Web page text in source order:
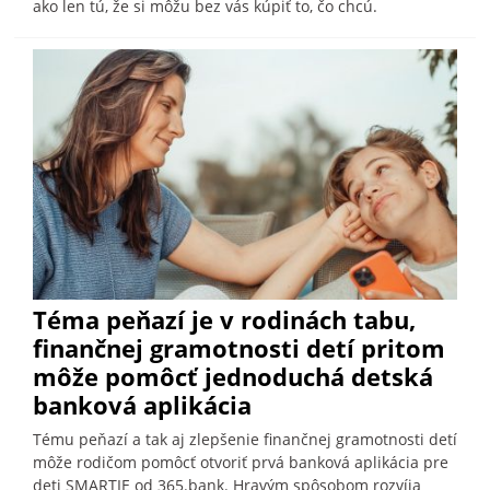
ako len tú, že si môžu bez vás kúpiť to, čo chcú.
Téma peňazí je v rodinách tabu,
finančnej gramotnosti detí pritom
môže pomôcť jednoduchá detská
banková aplikácia
Tému peňazí a tak aj zlepšenie finančnej gramotnosti detí
môže rodičom pomôcť otvoriť prvá banková aplikácia pre
deti SMARTIE od 365.bank. Hravým spôsobom rozvíja